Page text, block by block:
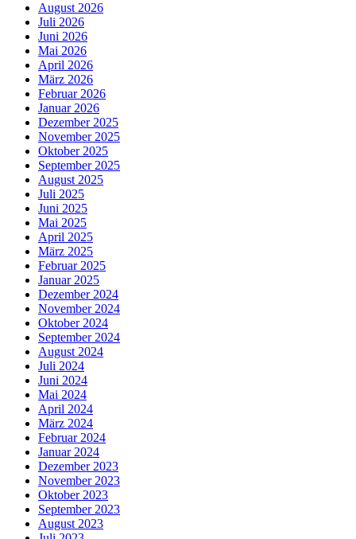
August 2026
Juli 2026
Juni 2026
Mai 2026
April 2026
März 2026
Februar 2026
Januar 2026
Dezember 2025
November 2025
Oktober 2025
September 2025
August 2025
Juli 2025
Juni 2025
Mai 2025
April 2025
März 2025
Februar 2025
Januar 2025
Dezember 2024
November 2024
Oktober 2024
September 2024
August 2024
Juli 2024
Juni 2024
Mai 2024
April 2024
März 2024
Februar 2024
Januar 2024
Dezember 2023
November 2023
Oktober 2023
September 2023
August 2023